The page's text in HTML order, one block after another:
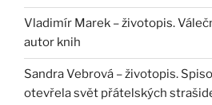
Vladimír Marek – životopis.
autor knih
Sandra Vebrová – životopis.
otevřela svět přátelských